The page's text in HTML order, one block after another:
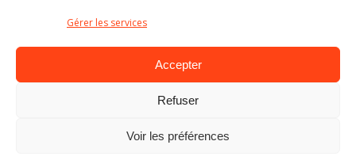
Gérer les services
Accepter
Refuser
Voir les préférences
Ministère de l’Éducation